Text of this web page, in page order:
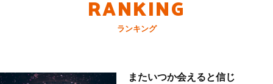
RANKING
ランキング
またいつか会えると信じ